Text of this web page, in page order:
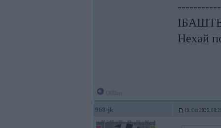
Нехай
968-jk 10. Oct 2025,